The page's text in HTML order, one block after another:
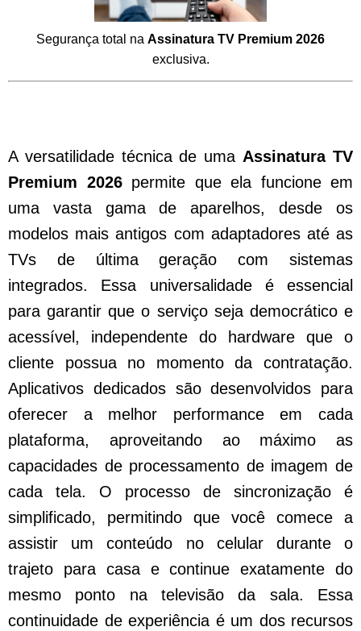
Segurança total na Assinatura TV Premium 2026
exclusiva.
A versatilidade técnica de uma Assinatura TV
Premium 2026permite que ela funcione em
uma vasta gama de aparelhos, desde os
modelos mais antigos com adaptadores até as
TVs de última geração com sistemas
integrados. Essa universalidade é essencial
para garantir que o serviço seja democrático e
acessível, independente do hardware que o
cliente possua no momento da contratação.
Aplicativos dedicados são desenvolvidos para
oferecer a melhor performance em cada
plataforma, aproveitando ao máximo as
capacidades de processamento de imagem de
cada tela. O processo de sincronização é
simplificado, permitindo que você comece a
assistir um conteúdo no celular durante o
trajeto para casa e continue exatamente do
mesmo ponto na televisão da sala. Essa
continuidade de experiência é um dos recursos